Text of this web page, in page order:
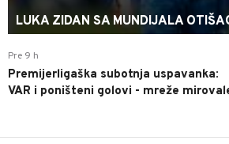
LUKA ZIDAN SA MUNDIJALA
Pre 9 h
Premijerligaška subotnja uspavanka:
VAR i poništeni golovi - mreže